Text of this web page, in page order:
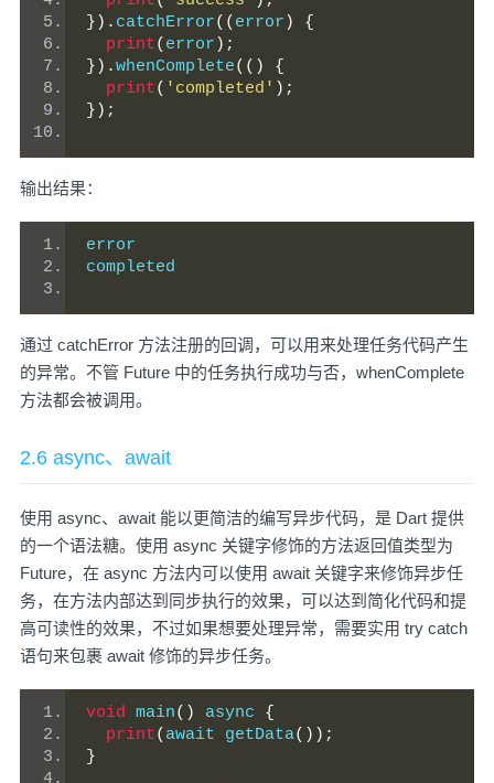
}). catchError(( error )
{
print( error );
}).whenComplete(()
{
print( 'completed' );
});
输出结果：
error
completed
通过 catchError 方法注册的回调，可以用来处理任务代码产生
的异常。不管 Future 中的任务执行成功与否，whenComplete
方法都会被调用。
2.6 async、await
使用 async、await 能以更简洁的编写异步代码，是 Dart 提供
的一个语法糖。使用 async 关键字修饰的方法返回值类型为
Future，在 async 方法内可以使用 await 关键字来修饰异步任
务，在方法内部达到同步执行的效果，可以达到简化代码和提
高可读性的效果，不过如果想要处理异常，需要实用 try catch
语句来包裹 await 修饰的异步任务。
void main() async {
print( await getData());
}